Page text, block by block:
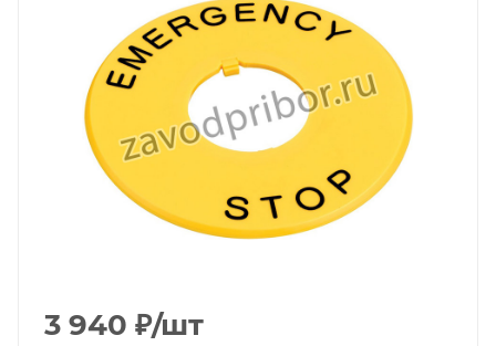
3 940 ₽/шт